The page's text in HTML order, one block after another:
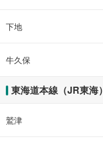
下地
牛久保
東海道本線（JR東海）
鷲津